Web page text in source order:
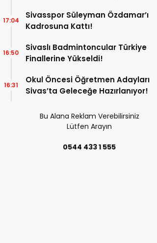
Sivasspor Süleyman Özdamar’ı
Kadrosuna Kattı!
17:04
Sivaslı Badmintoncular Türkiye
Finallerine Yükseldi!
16:50
Okul Öncesi Öğretmen Adayları
Sivas’ta Geleceğe Hazırlanıyor!
16:31
Bu Alana Reklam Verebilirsiniz
Lütfen Arayın
0544 433 1 555